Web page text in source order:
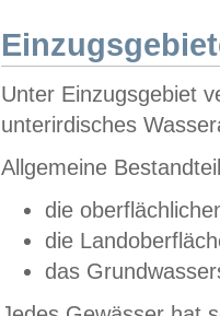
Unter Einzugsgebiet
unterirdisches
Allgemeine
die
die
das